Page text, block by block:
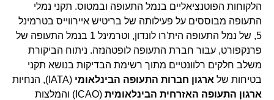
הלקוחות הפוטנציאליים בנמל התעופה ובמטוס. תקני נמלי
התעופה מבוססים על פעילותה של בריטיש איירווייס בטרמינל
5, של נמל התעופה הית'רו לונדון, וטרמינל 1 בנמל התעופה של
פרנקפורט, עבור חברת התעופה לופטהנזה. ניתוח הביקורת
משלב חלקים רלוונטיים מתוך רשימת הבדיקות בנושא תקני
בטיחות שלארגון חברות התעופה הבינלאומי(IATA), הנחיות
ארגון התעופה האזרחית הבינלאומית(ICAO) והמלצות